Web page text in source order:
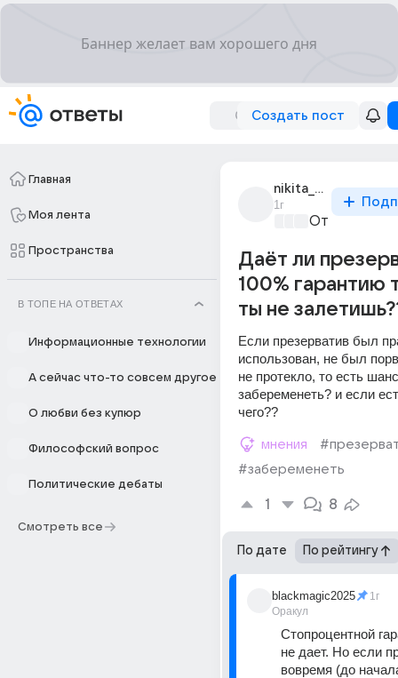
Создать пост
Главная
Моя лента
Пространства
В ТОПЕ НА ОТВЕТАХ
Информационные технологии
А сейчас что-то совсем другое
О любви без купюр
Философский вопрос
Политические дебаты
Смотреть все
nikita_maiskii_77
1г
От
Даёт ли
100% гарантию
ты не
Если презерватив был
использован, не был
не протекло, то есть шанс
забеременеть? и если
чего??
мнения
#забеременеть
1 8
По дате По рейтингу
blackmagic2025
Оракул
1г
Стопроцентной
не дает. Но если
вовремя (до